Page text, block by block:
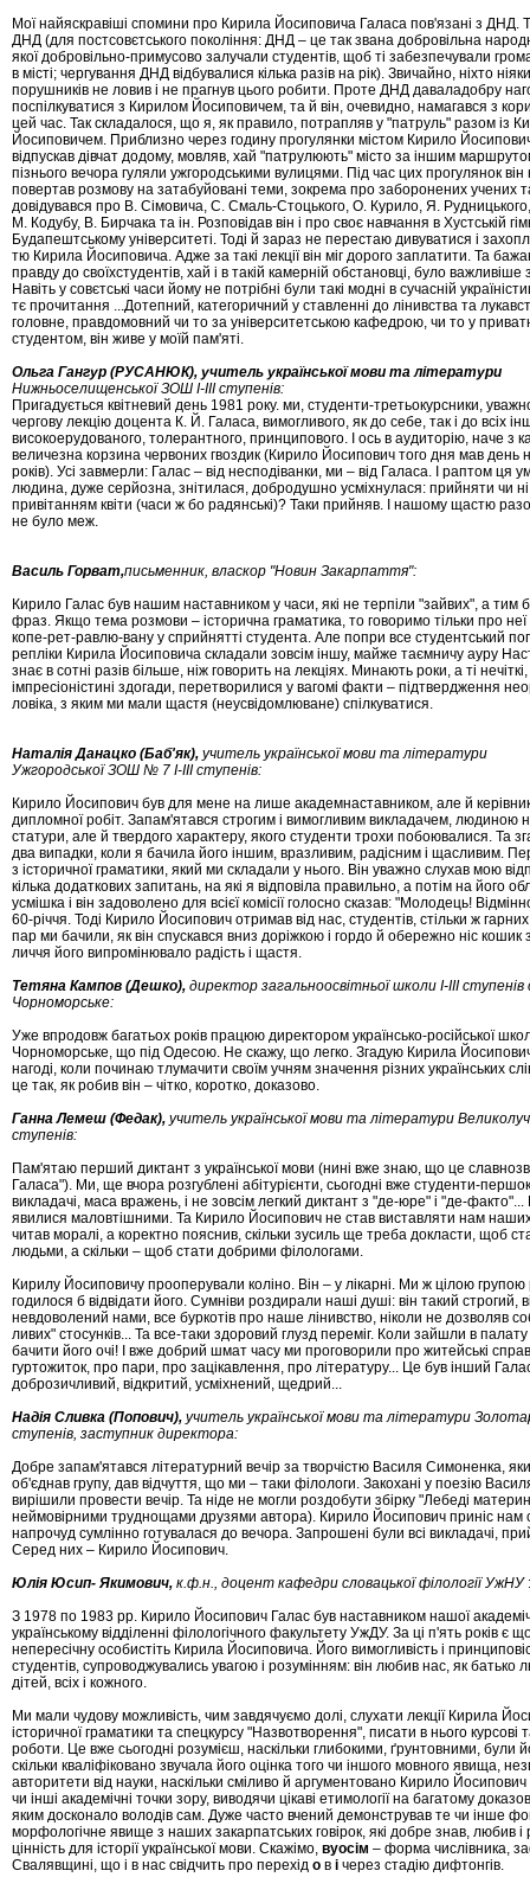
Мої найяскравіші спомини про Кирила Йо­си­по­ви­ча Галаса пов'язані з ДНД.
ДНД (для пост­совєтського покоління: ДНД – це так звана добровільна
якої добровільно-примусово залучали студентів, щоб ті забезпечували
в місті; чергування ДНД відбувалися кілька разів на рік). Звичайно, ніхто
порушників не ловив і не прагнув цього робити. Проте ДНД да­валадобру
поспілкуватися з Кирилом Йосиповичем , та й він, очевидно, намагався з
цей час. Так складалося, що я, як правило, потрапляв у "­патруль" разом із
Йосиповичем. Приблизно через годину прогулянки містом Кирило Й
відпускав дівчат додому, мовляв хай "патрулюють" місто за іншим
пізнього вечора гуляли ужгородськими вулицями. Під час цих прогулянок він
повертав розмову на затабуйовані теми, зокрема про заборонених учених
довідувався про В. Сімовича, С. Смаль-Сто­цького, О. Курило, Я.
М. К­о­ду­бу, В. Бирчака та ін. Розповідав він і про своє навчання в Хуст­ській
Будапештському університеті. Тоді й зараз не перестаю дивуватися і
тю Кирила Йосиповича . Адже за такі лекції він міг дорого заплатити. Та
правду до своїхстудентів, хай і в такій камерній обстановці, було важливіше
Навіть у совєтські часи йому не потрібні були такі модні в сучасній
тє прочитання ...Дотепний, категоричний у ставлен­ні до лінивства та
головне, правдомовний чи то за університетською кафедрою, чи то у при
студентом, він живе у моїй пам'яті.
Ольга Гангур (РУСАНЮК), учитель української мови та літератури
Нижньоселищенської ЗОШ І-ІІІ ступенів:
Пригадується квітневий день 1981 року. ми, сту­ден­ти-третьокурсники,
чергову лекцію до­цен­та К. Й. Галаса, вимогливого, як до себе, так і до всіх
високоерудованого, толерантного, принципо­во­го. І ось в аудиторію, наче з
величезна корзина червоних гвоздик (Кирило Йосипович того дня мав день
років). Усі завмерли: Галас – від несподіванки, ми – від Галаса. І раптом ця
людина, дуже серйозна, знітилася, добродушно усміхнулася: прийняти чи
привітанням квіти (часи ж бо радянські)? Таки прийняв. І нашому щастю
не було меж.
Василь Горват,письменник, власкор "Новин Закар­пат­тя":
Кирило Галас був нашим наставником у часи, які не тер­піли "зайвих", а тим
фраз. Якщо те­ма розмови – історична граматика, то говоримо тільки про неї
копе-рет-равлю-вану у сприй­нят­ті студента. Але попри все студентський
репліки Кирила Йосиповича складали зовсім ін­шу, майже таємничу ауру
знає в сотні ра­зів більше, ніж говорить на лекціях. Минають роки, а ті
імпресіоністині здогади, перетвори­ли­ся у вагомі факти – підтвердження
ло­ві­ка, з яким ми мали щастя (неусвідомлюване) спіл­ку­ва­ти­ся.
Наталія Данацко (Баб'як), учитель української мови та літератури
Ужгородської ЗОШ № 7 І-ІІІ ступенів:
Кирило Йосипович був для мене на лише ака­дем­на­с­тав­ником, але й
дипломної ро­біт. Запам'ятався строгим і вимогливим викладачем, лю­ди­ною
статури, але й твердого харак­те­ру, якого студенти трохи побоювалися. Та
два випадки, коли я бачила його іншим, вразливим, ра­дісним і щасливим.
з історичної гра­матики, який ми складали у нього. Він уважно слухав мою
кілька додаткових запитань, на які я відповіла правильно, а потім на його
усмішка і він задоволено для всієї комісії голосно ска­зав: "Молодець!
60-річчя. Тоді Кирило Йосипович отримав від нас, студентів, стільки ж
пар ми бачили, як він спускався вниз доріжкою і гордо й обережно ніс кошик
личчя його випромінювало радість і щастя.
Тетяна Кампов (Дешко), директор загальноосвітньої школи І-ІІІ
Чорноморське:
Уже впродовж багатьох років працюю директором українсько-російської
Чорноморське, що під Одесою. Не скажу, що легко. Згадую Ки­рила
нагоді, коли починаю тлу­мачити своїм уч­ням значення різних українських
це так, як робив він – чітко, коротко, до­ка­зово.
ГаннаЛемеш (Федак), учитель української мови та літератури
ступенів:
Пам'ятаю перший диктант з української мови (нині вже знаю, що це
Галаса"). Ми, ще вчора роз­губ­лені абітурієнти, сьогодні вже студенти-
викладачі, маса вражень, і не зов­­сім легкий диктант з "де-юре" і "де-
явилися маловтішними. Та Кирило Йосипович не став ви­­ставляти нам наших
читав моралі, а коректно по­яс­нив, скіль­ки зусиль ще треба докласти, щоб
людьми, а скільки – щоб стати добрими фі­­ло­ло­гами.
Кирилу Йосиповичу прооперували коліно. Він – у лі­­карні. Ми ж цілою
годилося б від­­­відати його. Сумніви роздирали наші душі: він такий стро­гий,
невдоволений нами, все буркотів про на­ше лінивство, ніколи не дозволяв
ли­вих" стосунків... Та все-таки здоровий глузд переміг. Ко­ли зайшли в
бачити його очі! І вже добрий шмат часу ми проговорили про житейські
гуртожиток, про пари, про зацікавлення, про лі­тературу... Це був інший
доброзичливий, від­кри­тий, усміхнений, щедрий...
Надія Сливка (Попович), учитель української мови та літератури
ступенів, за­ступник директора:
Добре запам'ятався літературний вечір за творчістю Ва­силя Симоненка,
об'єднав групу, дав від­чуття, що ми – таки філологи. Закохані у поезію
вирішили провести вечір. Та ніде не мог­ли роздо­бу­ти збірку "Лебеді
ней­мовірними труднощами друзями автора). Кирило Йо­сипович приніс нам
напрочуд сум­лін­но готувалася до вечора. Запрошені були всі викла­да­чі,
Серед них – Кирило Йосипович.
Юлія Юсип- Якимович, к.ф.н., доцент кафедри словацької філології УжНУ:
З 1978 по 1983 рр. Кирило Йосипович Галас був нас­тав­ником нашої
українському від­діленні філологічного факультету УжДУ. За ці п'ять ро­ків є
непересічну особистіть Кирила Йо­си­повича. Його вимогливість і
студентів, супроводжувались увагою і розумінням: він любив нас, як батько
дітей, всіх і кожного.
Ми мали чудову можливість, чим завдячуємо долі, слу­­хати лекції Кирила
історичної грама­ти­ки та спецкурсу "Назвотворення", писати в нього кур­со­ві
роботи. Це вже сьогодні розумієш, наскільки глибокими, ґрунтовними, були
скільки кваліфіковано звучала його оцінка того чи ін­шого мовного явища,
авторитети від на­у­ки, наскільки сміливо й аргументовано Кирило Йо­си­по­вич
чи інші академічні точки зору, ви­во­дя­чи цікаві етимології на багатому
яким досконало володів сам. Дуже часто вче­ний де­мон­стрував те чи інше
морфоло­гіч­не яви­ще з наших закарпатських говірок, які добре знав, любив і
цінність для історії української мови. Ска­жі­мо, вуосім – фор­ма числівника,
Сва­ляв­щи­ні, що і в нас свід­­чить про перехід о в і через стадію диф­тонгів.